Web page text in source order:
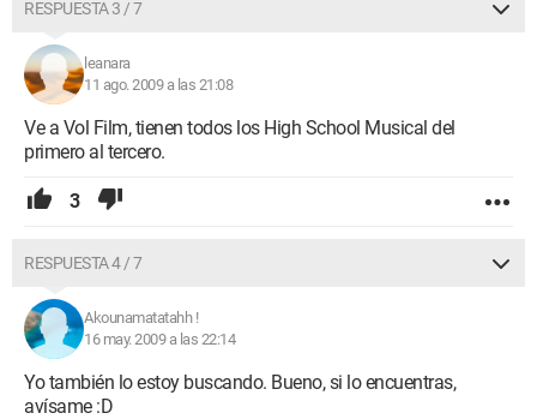
RESPUESTA 3 / 7
leanara
11 ago. 2009 a las 21:08
Ve a Vol Film, tienen todos los High School Musical del
primero al tercero.
3
RESPUESTA 4 / 7
Akounamatatahh !
16 may. 2009 a las 22:14
Yo también lo estoy buscando. Bueno, si lo encuentras,
avísame :D